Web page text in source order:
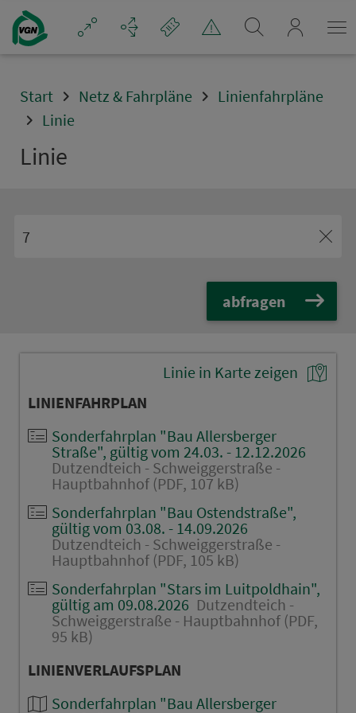
Navigation überspringen
Start Netz & Fahrpläne
Linienfahrpläne
Linie
Linie
abfragen
Linie in Karte zeigen
LINIENFAHRPLAN
Sonderfahrplan "Bau Allersberger
Straße", gültig vom 24.03. - 12.12.2026
Dutzendteich - Schweiggerstraße -
Hauptbahnhof (PDF, 107 kB)
Sonderfahrplan "Bau Ostendstraße",
gültig vom 03.08. - 14.09.2026
Dutzendteich - Schweiggerstraße -
Hauptbahnhof (PDF, 105 kB)
Sonderfahrplan "Stars im Luitpoldhain",
gültig am 09.08.2026 Dutzendteich -
Schweiggerstraße - Hauptbahnhof (PDF,
95 kB)
LINIENVERLAUFSPLAN
Sonderfahrplan "Bau Allersberger